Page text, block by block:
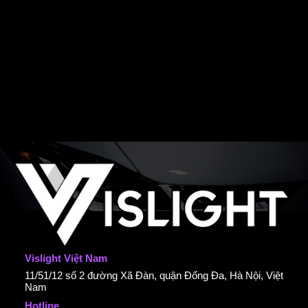
Vislight Việt Nam
11/51/12 số 2 đường Xã Đàn, quận Đống Đa, Hà Nội, Việt
Nam
Hotline